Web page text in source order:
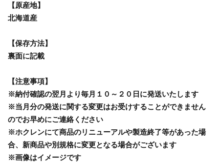
【原産地】
北海道産
【保存方法】
裏面に記載
【注意事項】
※納付確認の翌月より毎月１０～２０日に発送いたします
※当月分の発送に関する変更はお受けすることができません
のでお早めにご連絡ください
※ホクレンにて商品のリニューアルや製造終了等があった場
合、新商品や別規格に変更となる場合がございます
※画像はイメージです